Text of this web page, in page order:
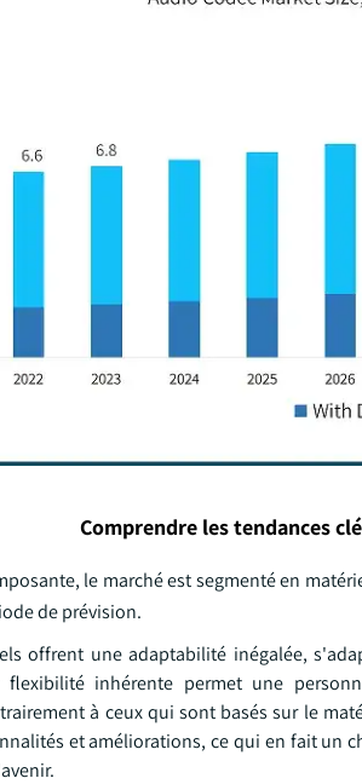
Comprendre les tendances
le marché est segmenté en
de prévision.
offrent une adaptabilité inégalée,
flexibilité inhérente permet une
à ceux qui sont basés sur le
et améliorations, ce qui en fait un